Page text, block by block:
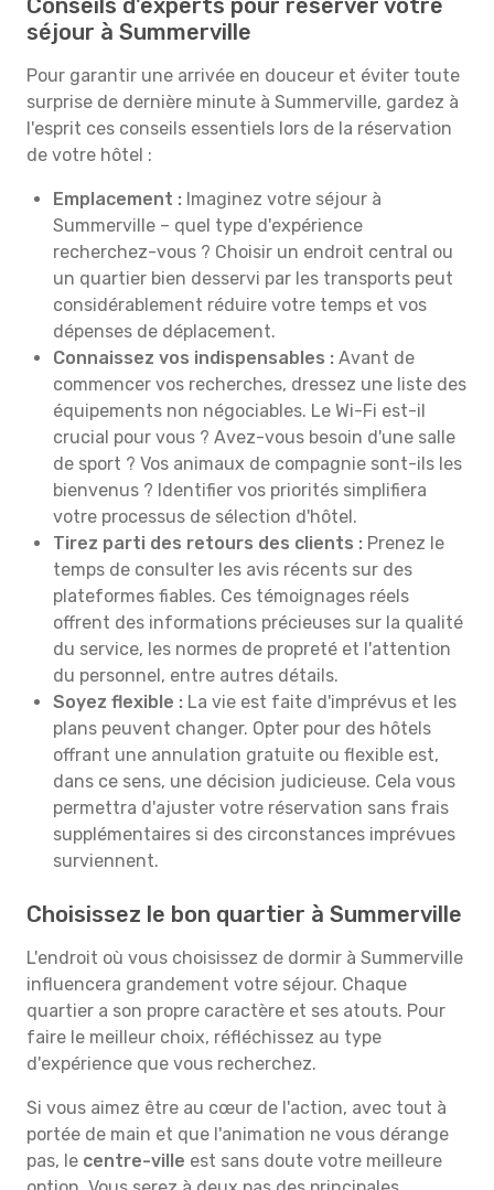
Conseils d'experts pour réserver votre
séjour à Summerville
Pour garantir une arrivée en douceur et éviter toute
surprise de dernière minute à Summerville, gardez à
l'esprit ces conseils essentiels lors de la réservation
de votre hôtel :
Emplacement : Imaginez votre séjour à
Summerville – quel type d'expérience
recherchez-vous ? Choisir un endroit central ou
un quartier bien desservi par les transports peut
considérablement réduire votre temps et vos
dépenses de déplacement.
Connaissez vos indispensables : Avant de
commencer vos recherches, dressez une liste des
équipements non négociables. Le Wi-Fi est-il
crucial pour vous ? Avez-vous besoin d'une salle
de sport ? Vos animaux de compagnie sont-ils les
bienvenus ? Identifier vos priorités simplifiera
votre processus de sélection d'hôtel.
Tirez parti des retours des clients : Prenez le
temps de consulter les avis récents sur des
plateformes fiables. Ces témoignages réels
offrent des informations précieuses sur la qualité
du service, les normes de propreté et l'attention
du personnel, entre autres détails.
Soyez flexible : La vie est faite d'imprévus et les
plans peuvent changer. Opter pour des hôtels
offrant une annulation gratuite ou flexible est,
dans ce sens, une décision judicieuse. Cela vous
permettra d'ajuster votre réservation sans frais
supplémentaires si des circonstances imprévues
surviennent.
Choisissez le bon quartier à Summerville
L'endroit où vous choisissez de dormir à Summerville
influencera grandement votre séjour. Chaque
quartier a son propre caractère et ses atouts. Pour
faire le meilleur choix, réfléchissez au type
d'expérience que vous recherchez.
Si vous aimez être au cœur de l'action, avec tout à
portée de main et que l'animation ne vous dérange
pas, le centre-ville est sans doute votre meilleure